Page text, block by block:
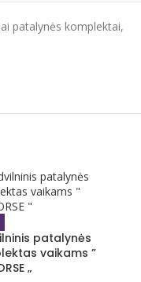
patalynės komplektai,
patalynės
vaikams ”
„